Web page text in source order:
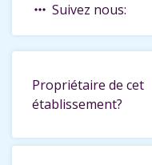
more_horiz Suivez nous:
Propriétaire de cet
établissement?